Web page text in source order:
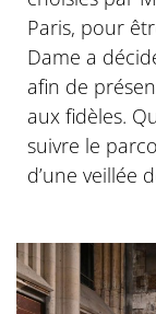
Paris, pour
Dame a
afin de
aux fidèles.
suivre le
d’une veillée